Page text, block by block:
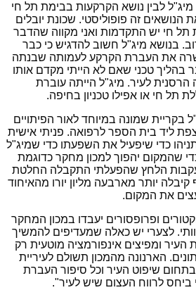
מיג"ל לבין נושא הקרקעות בבימת תל חי
הנושאים זה פופוליסטי. שכונת יובלים
חי יש התקדמות ואני מקווה שהדבר
בנושא מיג"ל חשוב להדגיש כי כבר
אישרה את העברת הקרקע לעמותה שבנתה
טכני שאם לא הייתי מקדם אותו
לעיר. מיג"ל הייתה עוברת
תל חי או אפילו טכניון בחיפה.
בקריית שמונה במיוחד לאור הפיתויים
ליד בית הספר לרפואה. פניתי אישית
כדי שיפעיל את השפעתו כדי שמיג"ל
שהמקום יהפוך למכון מחקר כדוגמת
הלחץ שהפעלתי התקבלה החלטת
יותר מארבעה מליון יורו מהאיחוד
את המקום.
דוקטורים ופרופסורים יעבדו במכון המחקר
לצערי יש כאלה שמעדיפים להמשיך
ומפיצים אינפורמציה מוטעית רק
הארנונה מהמכון תשולם לעיריית
שיפוט העיר וכל סיפור העברת
לרווח העצום שיש לעיר".